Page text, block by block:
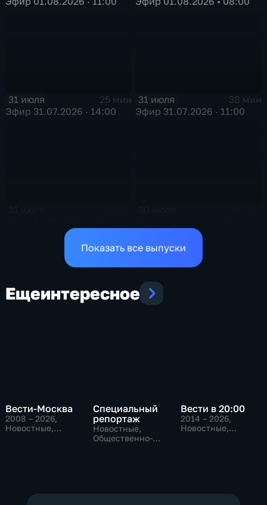
31 июля
25 мин
Эфир 31.07.2026 · 14:00
31 июля
38 мин
Эфир 31.07.2026 · 11:00
Показать все выпуски
Ещеинтересное
Вести-Москва
2008 – 2026,
Новостные,
Специальный
репортаж
Новостные,
Общественно-
Вести в 20:00
2014 – 2026,
Новостные,